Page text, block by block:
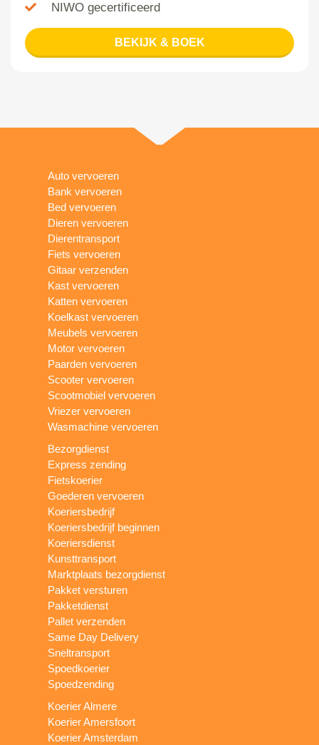
NIWO gecertificeerd
BEKIJK & BOEK
Auto vervoeren
Bank vervoeren
Bed vervoeren
Dieren vervoeren
Dierentransport
Fiets vervoeren
Gitaar verzenden
Kast vervoeren
Katten vervoeren
Koelkast vervoeren
Meubels vervoeren
Motor vervoeren
Paarden vervoeren
Scooter vervoeren
Scootmobiel vervoeren
Vriezer vervoeren
Wasmachine vervoeren
Bezorgdienst
Express zending
Fietskoerier
Goederen vervoeren
Koeriersbedrijf
Koeriersbedrijf beginnen
Koeriersdienst
Kunsttransport
Marktplaats bezorgdienst
Pakket versturen
Pakketdienst
Pallet verzenden
Same Day Delivery
Sneltransport
Spoedkoerier
Spoedzending
Koerier Almere
Koerier Amersfoort
Koerier Amsterdam